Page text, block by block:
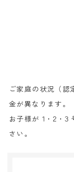
ご家庭の状況（認
金が異なります。
お子様が１･２･
さい。